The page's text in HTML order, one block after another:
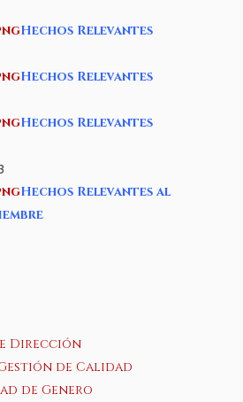
Hechos Relevantes
Hechos Relevantes
Hechos Relevantes
Hechos Relevantes al
Dirección
de Calidad
de Genero